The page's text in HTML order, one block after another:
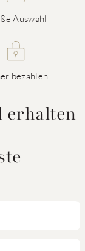
Auswahl
bezahlen
erhalten